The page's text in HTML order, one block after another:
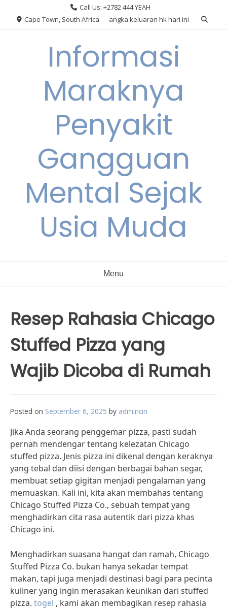
Call Us: +2782 444 YEAH
Cape Town, South Africa
angka keluaran hk hari ini
Informasi
Maraknya
Penyakit
Gangguan
Mental Sejak
Usia Muda
Menu
Resep Rahasia Chicago
Stuffed Pizza yang
Wajib Dicoba di Rumah
Posted on September 6, 2025 by admincin
Jika Anda seorang penggemar pizza, pasti sudah
pernah mendengar tentang kelezatan Chicago
stuffed pizza. Jenis pizza ini dikenal dengan keraknya
yang tebal dan diisi dengan berbagai bahan segar,
membuat setiap gigitan menjadi pengalaman yang
memuaskan. Kali ini, kita akan membahas tentang
Chicago Stuffed Pizza Co., sebuah tempat yang
menghadirkan cita rasa autentik dari pizza khas
Chicago ini.
Menghadirkan suasana hangat dan ramah, Chicago
Stuffed Pizza Co. bukan hanya sekadar tempat
makan, tapi juga menjadi destinasi bagi para pecinta
kuliner yang ingin merasakan keunikan dari stuffed
pizza. togel , kami akan membagikan resep rahasia